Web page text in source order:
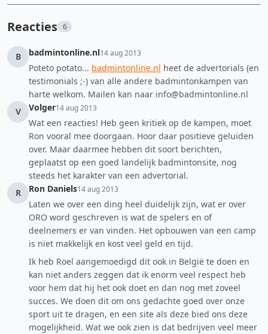
Reacties 6
B badmintonline.nl14 aug 2013
Poteto potato... badmintonline.nl heet de advertorials (en
testimonials ;-) van alle andere badmintonkampen van
harte welkom. Mailen kan naar info@badmintonline.nl
V
Volger14 aug 2013
Wat een reacties! Heb geen kritiek op de kampen, moet
Ron vooral mee doorgaan. Hoor daar positieve geluiden
over. Maar daarmee hebben dit soort berichten,
geplaatst op een goed landelijk badmintonsite, nog
steeds het karakter van een advertorial.
R
Ron Daniels14 aug 2013
Laten we over een ding heel duidelijk zijn, wat er over
ORO word geschreven is wat de spelers en of
deelnemers er van vinden. Het opbouwen van een camp
is niet makkelijk en kost veel geld en tijd.
Ik heb Roel aangemoedigd dit ook in België te doen en
kan niet anders zeggen dat ik enorm veel respect heb
voor hem dat hij het ook doet en dan nog met zoveel
succes. We doen dit om ons gedachte goed over onze
sport uit te dragen, en een site als deze bied ons deze
mogelijkheid. Wat we ook zien is dat bedrijven veel meer